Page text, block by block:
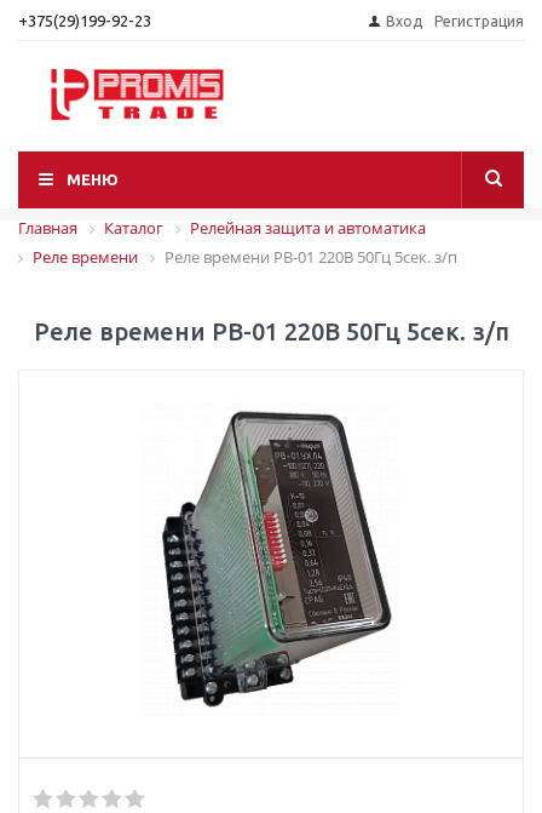
+375(29)199-92-23 Вход Регистрация
МЕНЮ
Главная Каталог
Релейная защита и автоматика
Реле времени
Реле времени РВ-01 220В 50Гц 5сек. з/п
Реле времени РВ-01 220В 50Гц 5сек. з/п